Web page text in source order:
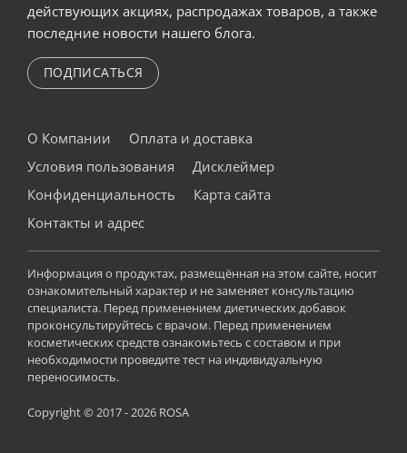
действующих акциях, распродажах товаров, а также
последние новости нашего блога.
ПОДПИСАТЬСЯ
О Компании
Оплата и доставка
Условия пользования
Дисклеймер
Конфиденциальность
Карта сайта
Контакты и адрес
Информация о продуктах, размещённая на этом сайте, носит
ознакомительный характер и не заменяет консультацию
специалиста. Перед применением диетических добавок
проконсультируйтесь с врачом. Перед применением
косметических средств ознакомьтесь с составом и при
необходимости проведите тест на индивидуальную
переносимость.
Copyright © 2017 - 2026 ROSA